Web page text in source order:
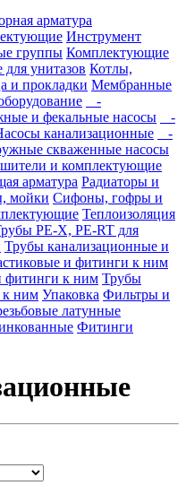
арматура
Инструмент
группы Комплектующие
унитазов Котлы,
и прокладки Мембранные
-
и фекальные насосы
-
канализационные
-
скваженные насосы
и комплектующие
арматура Радиаторы и
мойки Сифоны, гофры и
Теплоизоляция
PE-X, PE-RT для
Трубы канализационные и
и фитинги к ним
фитинги к ним Трубы
к ним Упаковка Фильтры и
латунные
Фитинги